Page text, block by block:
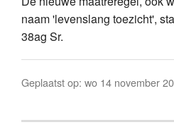
naam 'levenslang toezicht',
38ag Sr.
Geplaatst op: wo 14 november